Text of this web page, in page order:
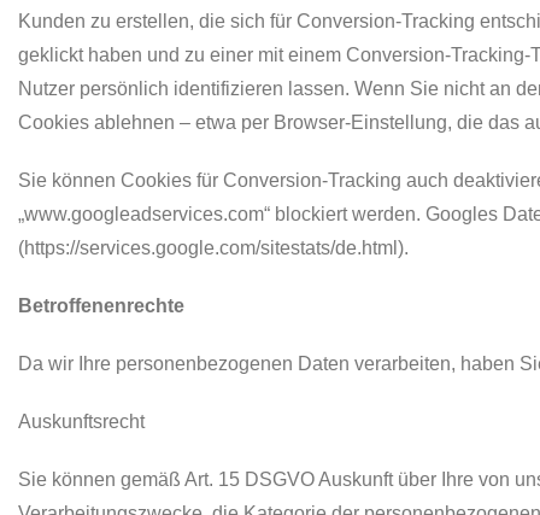
Kunden zu erstellen, die sich für Conversion-Tracking
geklickt haben und zu einer mit einem Conversion-
Nutzer persönlich identifizieren lassen. Wenn Sie nicht an
Cookies ablehnen – etwa per Browser-Einstellung, die das
Sie können Cookies für Conversion-Tracking auch
„www.googleadservices.com“ blockiert werden. Googles
(https://services.google.com/sitestats/de.html).
Betroffenenrechte
Da wir Ihre personenbezogenen Daten verarbeiten, haben
Auskunftsrecht
Sie können gemäß Art. 15 DSGVO Auskunft über Ihre von